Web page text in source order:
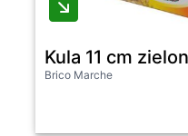
Kula 11 cm
Brico Marche